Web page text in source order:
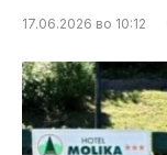
17.06.2026 во 10:12